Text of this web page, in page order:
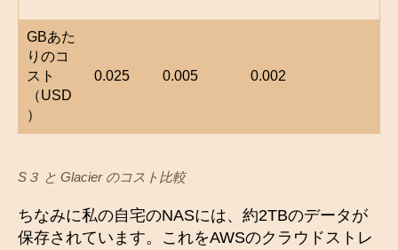
GBあた
りのコ
スト
（USD
）
0.025 0.005 0.002
S３ と Glacier のコスト比較
ちなみに私の自宅のNASには、約2TBのデータが
保存されています。これをAWSのクラウドストレ